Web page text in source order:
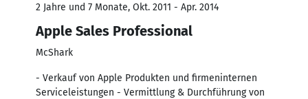
2 Jahre und 7 Monate, Okt. 2011 - Apr. 2014
Apple Sales Professional
McShark
- Verkauf von Apple Produkten und firmeninternen
Serviceleistungen - Vermittlung & Durchführung von